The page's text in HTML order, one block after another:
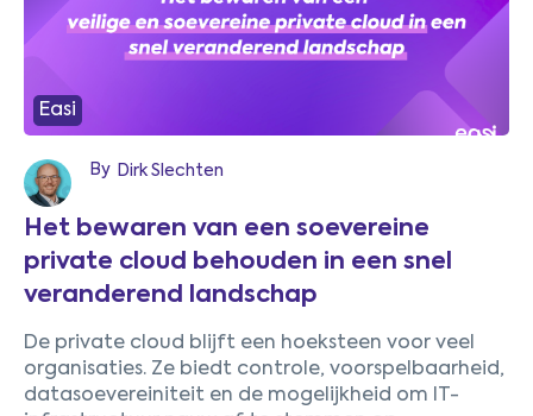
Easi
By Dirk Slechten
Het bewaren van een soevereine
private cloud behouden in een snel
veranderend landschap
De private cloud blijft een hoeksteen voor veel
organisaties. Ze biedt controle, voorspelbaarheid,
datasoevereiniteit en de mogelijkheid om IT-
1